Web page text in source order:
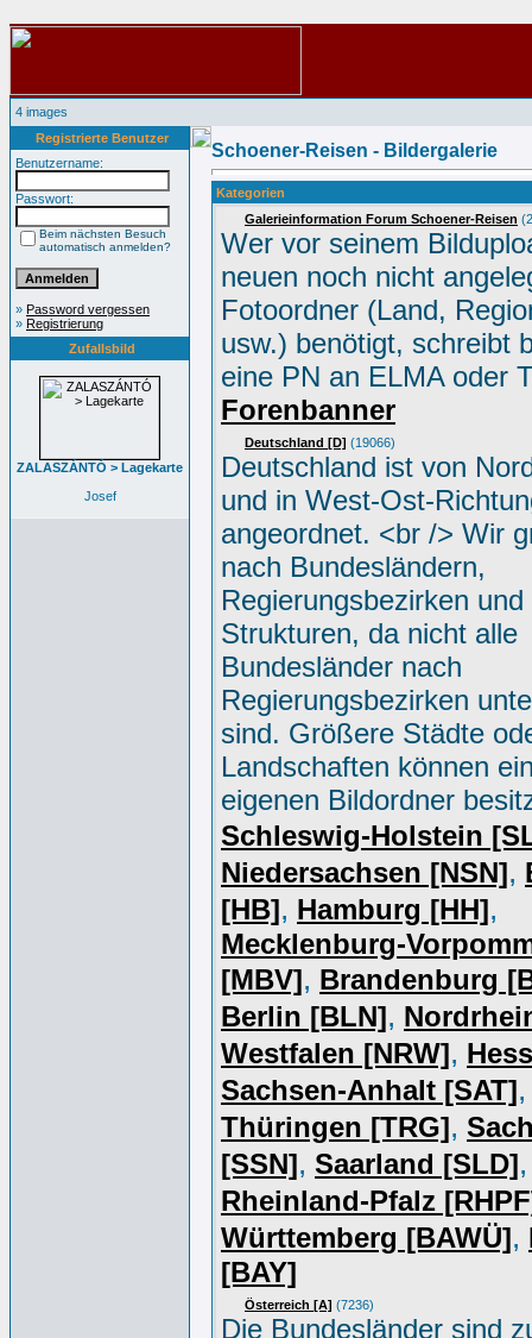
4 images
Registrierte Benutzer
Benutzername:
Passwort:
Beim nächsten Besuch
automatisch anmelden?
» Password vergessen
» Registrierung
Zufallsbild
ZALASZÁNTÓ > Lagekarte
Josef
Schoener-Reisen - Bildergalerie
Kategorien
Galerieinformation Forum Schoener-Reisen
Wer vor seinem
neuen noch nicht
Fotoordner (Land,
usw.) benötigt, schreibt
eine PN an ELMA oder
Forenbanner
Deutschland [D] (19066)
Deutschland ist von
und in West-Ost-
angeordnet. <br /> Wir
nach Bundesländern,
Regierungsbezirken
Strukturen, da nicht alle
Bundesländer nach
Regierungsbezirken
sind. Größere Städte
Landschaften können
eigenen Bildordner
Schleswig-Holstein
Niedersachsen [NSN],
[HB], Hamburg [HH],
Mecklenburg-
[MBV], Brandenburg
Berlin [BLN],
Westfalen [NRW],
Sachsen-Anhalt [SAT],
Thüringen [TRG],
[SSN], Saarland [SLD],
Rheinland-Pfalz
Württemberg [BAWÜ],
[BAY]
Österreich [A] (7236)
Die Bundesländer sind